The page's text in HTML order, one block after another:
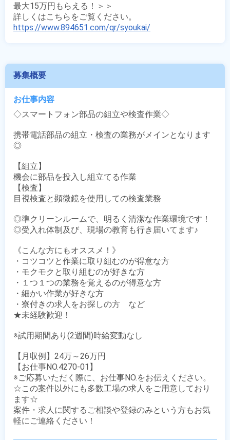
最大15万円もらえる！＞＞
https://www.894651.com/qr/syoukai/
募集概要
お仕事内容
◇スマートフォン部品の組立や検査作業◇
携帯電話部品の組立・検査の業務がメインとなります
◎
【組立】
機会に部品を投入し組立てる作業
【検査】
目視検査と顕微鏡を使用しての検査業務
◎準クリーンルームで、明るく清潔な作業環境です！
◎受入れ体制及び、現場の教育も行き届いてます♪
《こんな方にもオススメ！》
・コツコツと作業に取り組むのが得意な方
・モクモクと取り組むのが好きな方
・１つ１つの業務を覚えるのが得意な方
・細かい作業が好きな方
・寮付きの求人をお探しの方　など
★未経験歓迎！
※試用期間あり(2週間)時給変動なし
【月収例】24万～26万円
【お仕事NO.4270-01】
※ご応募いただく際に、お仕事NO.をお伝えください。
☆この案件以外にも多数工場の求人をご用意しており
ます☆
案件・求人に関するご相談や登録のみという方もお気
軽にご連絡ください！